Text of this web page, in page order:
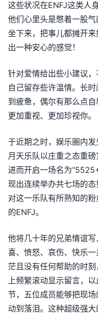
这些状况在ENFJ这类人
他们心里头是憋着一股
坐下来，把事儿都摊开
出一种安心的感觉！
针对爱情给出些小建议
自己留存些许温情。长
到疲惫，偶尔有那么点
更加重视、更加珍视你。
于近期之时，娱乐圈内
月天乐队以庄重之态重磅
进而开启一场名为
现出连续举办共七场的
对这一乐队有所熟知的
的ENFJ。
他将几十年的兄弟情谊
喜、愤怒、哀伤、快乐
茫且没有任何帮助的时
上频繁滚动显示留言，
节，五位成员能够把现
动到落泪。这种超级强